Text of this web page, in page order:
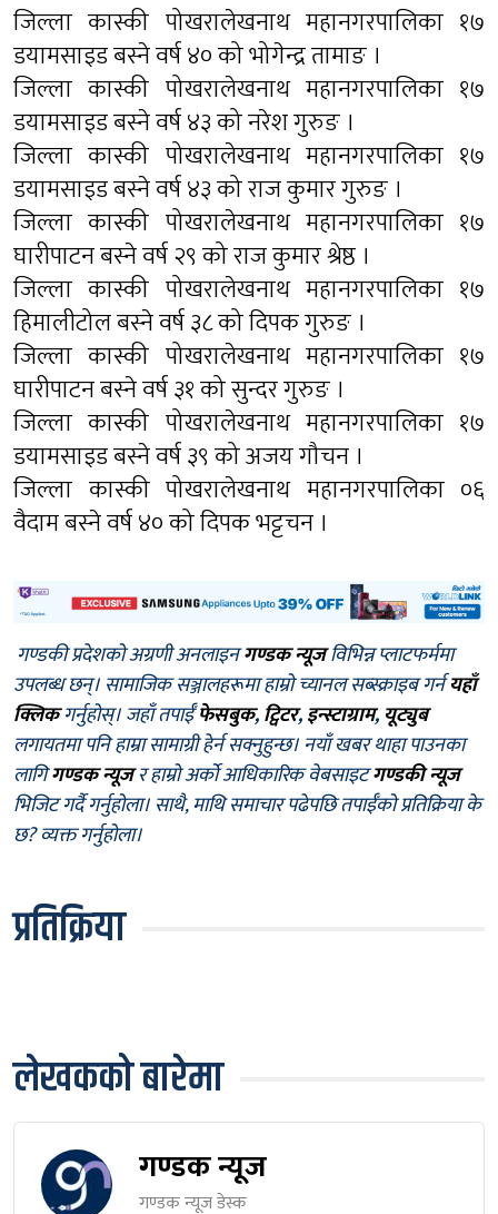
जिल्ला कास्की पोखरालेखनाथ महानगरपालिका १७
डयामसाइड बस्ने वर्ष ४० को भोगेन्द्र तामाङ ।
जिल्ला कास्की पोखरालेखनाथ महानगरपालिका १७
डयामसाइड बस्ने वर्ष ४३ को नरेश गुरुङ ।
जिल्ला कास्की पोखरालेखनाथ महानगरपालिका १७
डयामसाइड बस्ने वर्ष ४३ को राज कुमार गुरुङ ।
जिल्ला कास्की पोखरालेखनाथ महानगरपालिका १७
घारीपाटन बस्ने वर्ष २९ को राज कुमार श्रेष्ठ ।
जिल्ला कास्की पोखरालेखनाथ महानगरपालिका १७
हिमालीटोल बस्ने वर्ष ३८ को दिपक गुरुङ ।
जिल्ला कास्की पोखरालेखनाथ महानगरपालिका १७
घारीपाटन बस्ने वर्ष ३१ को सुन्दर गुरुङ ।
जिल्ला कास्की पोखरालेखनाथ महानगरपालिका १७
डयामसाइड बस्ने वर्ष ३९ को अजय गौचन ।
जिल्ला कास्की पोखरालेखनाथ महानगरपालिका ०६
वैदाम बस्ने वर्ष ४० को दिपक भट्टचन ।
गण्डकी प्रदेशको अग्रणी अनलाइनगण्डक न्यूजविभिन्न प्लाटफर्ममा
उपलब्ध छन्। सामाजिक सञ्जालहरूमा हाम्रो च्यानल सब्स्क्राइब गर्नयहाँ
क्लिकगर्नुहोस्। जहाँ तपाईँफेसबुक,ट्विटर,इन्स्टाग्राम, यूट्युब
लगायतमा पनि हाम्रा सामाग्री हेर्न सक्नुहुन्छ। नयाँ खबर थाहा पाउनका
लागिगण्डक न्यूजर हाम्रो अर्को आधिकारिक वेबसाइटगण्डकी न्यूज
भिजिट गर्दै गर्नुहोला। साथै, माथि समाचार पढेपछि तपाईँको प्रतिक्रिया के
छ? व्यक्त गर्नुहोला।
प्रतिक्रिया
लेखकको बारेमा
गण्डक न्यूज
गण्डक न्यूज डेस्क